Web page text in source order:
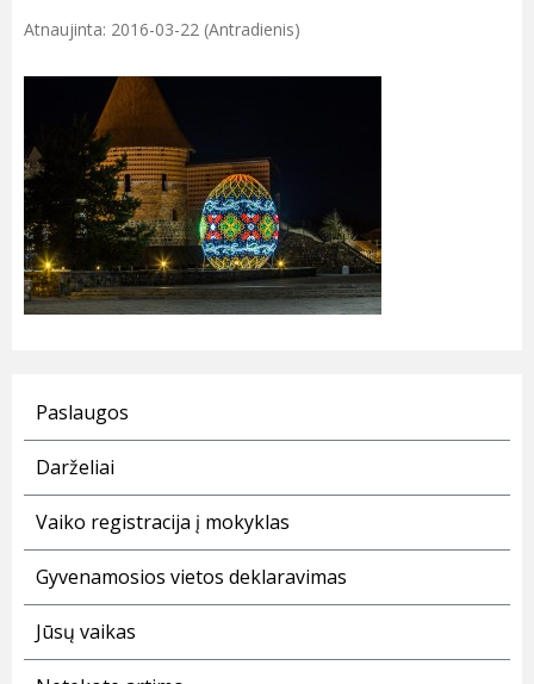
Atnaujinta: 2016-03-22 (Antradienis)
Paslaugos
Darželiai
Vaiko registracija į mokyklas
Gyvenamosios vietos deklaravimas
Jūsų vaikas